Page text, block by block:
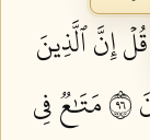
قُلۡ إِنَّ ٱلَّذِينَ
مَتَٰعٞ فِي